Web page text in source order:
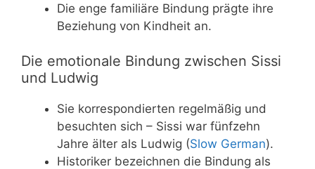
Die enge familiäre Bindung prägte ihre
Beziehung von Kindheit an.
Die emotionale Bindung zwischen Sissi
und Ludwig
Sie korrespondierten regelmäßig und
besuchten sich – Sissi war fünfzehn
Jahre älter als Ludwig (Slow German).
Historiker bezeichnen die Bindung als